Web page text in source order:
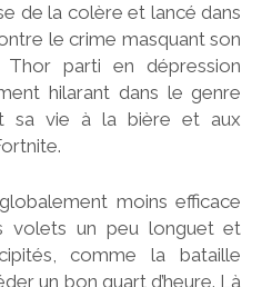
de la colère et lancé dans
le crime masquant son
Thor parti en dépression
hilarant dans le genre
sa vie à la bière et aux
moins efficace
volets un peu longuet et
comme la bataille
un bon quart d’heure. Là